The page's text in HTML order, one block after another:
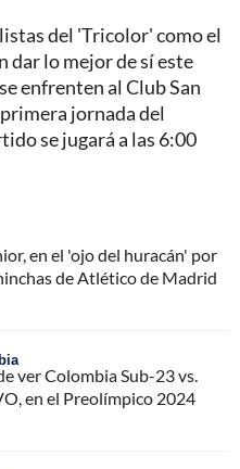
del 'Tricolor' como el
dar lo mejor de sí este
enfrenten al Club San
jornada del
se jugará a las 6:00
en el 'ojo del huracán' por
de Atlético de Madrid
ver Colombia Sub-23 vs.
en el Preolímpico 2024